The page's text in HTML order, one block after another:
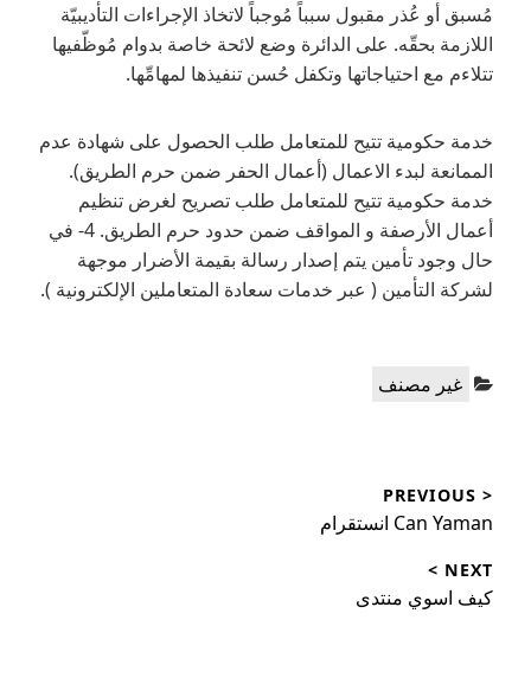
مُسبق أو عُذر مقبول سبباً مُوجباً لاتخاذ الإجراءات التأديبيّة
اللازمة بحقّه. على الدائرة وضع لائحة خاصة بدوام مُوظّفيها
تتلاءم مع احتياجاتها وتكفل حُسن تنفيذها لمهامِّها.
خدمة حكومية تتيح للمتعامل طلب الحصول على شهادة عدم
الممانعة لبدء الاعمال (أعمال الحفر ضمن حرم الطريق).
خدمة حكومية تتيح للمتعامل طلب تصريح لغرض تنظيم
أعمال الأرصفة و المواقف ضمن حدود حرم الطريق. 4- في
حال وجود تأمين يتم إصدار رسالة بقيمة الأضرار موجهة
لشركة التأمين ( عبر خدمات سعادة المتعاملين الإلكترونية ).
Categories:
غير مصنف
المقالات
< PREVIOUS
Previous
Can Yaman انستقرام
NEXT >
Next
كيف اسوي منتدى